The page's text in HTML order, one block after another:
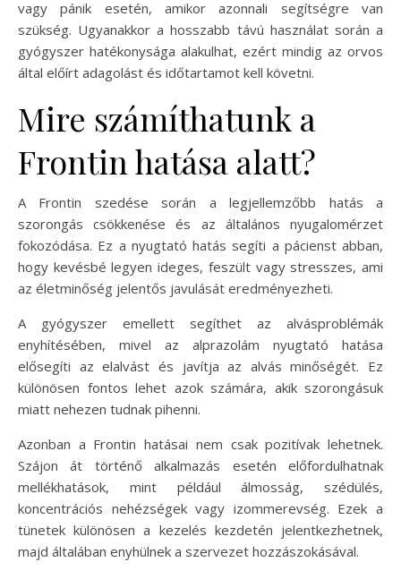
vagy pánik esetén, amikor azonnali segítségre van
szükség. Ugyanakkor a hosszabb távú használat során a
gyógyszer hatékonysága alakulhat, ezért mindig az orvos
által előírt adagolást és időtartamot kell követni.
Mire számíthatunk a
Frontin hatása alatt?
A Frontin szedése során a legjellemzőbb hatás a
szorongás csökkenése és az általános nyugalomérzet
fokozódása. Ez a nyugtató hatás segíti a pácienst abban,
hogy kevésbé legyen ideges, feszült vagy stresszes, ami
az életminőség jelentős javulását eredményezheti.
A gyógyszer emellett segíthet az alvásproblémák
enyhítésében, mivel az alprazolám nyugtató hatása
elősegíti az elalvást és javítja az alvás minőségét. Ez
különösen fontos lehet azok számára, akik szorongásuk
miatt nehezen tudnak pihenni.
Azonban a Frontin hatásai nem csak pozitívak lehetnek.
Szájon át történő alkalmazás esetén előfordulhatnak
mellékhatások, mint például álmosság, szédülés,
koncentrációs nehézségek vagy izommerevség. Ezek a
tünetek különösen a kezelés kezdetén jelentkezhetnek,
majd általában enyhülnek a szervezet hozzászokásával.